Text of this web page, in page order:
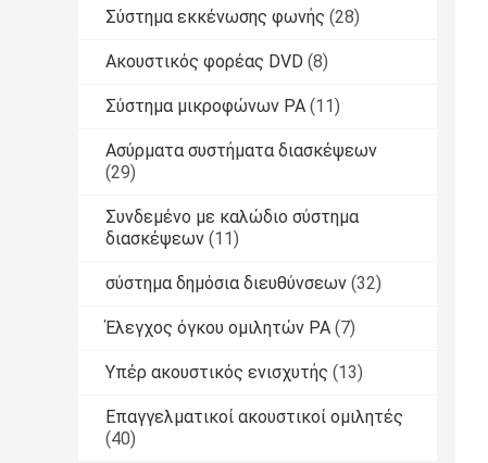
Σύστημα εκκένωσης φωνής (28)
Ακουστικός φορέας DVD (8)
Σύστημα μικροφώνων PA (11)
Ασύρματα συστήματα διασκέψεων
(29)
Συνδεμένο με καλώδιο σύστημα
διασκέψεων (11)
σύστημα δημόσια διευθύνσεων (32)
Έλεγχος όγκου ομιλητών PA (7)
Υπέρ ακουστικός ενισχυτής (13)
Επαγγελματικοί ακουστικοί ομιλητές
(40)